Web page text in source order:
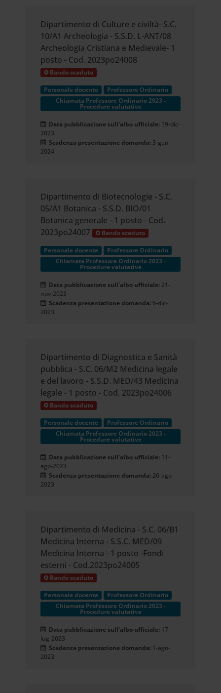
Dipartimento di Culture e civiltà- S.C.
10/A1 Archeologia - S.S.D. L-ANT/08
Archeologia Cristiana e Medievale- 1
posto - Cod. 2023po24008
Bando scaduto
Personale docente
Professore Ordinario
Chiamata Professore Ordinario 2023 -
Procedure valutative
Data pubblicazione sull'albo ufficiale: 19-dic-
2023
Scadenza presentazione domanda: 3-gen-
2024
Dipartimento di Biotecnologie - S.C.
05/A1 Botanica - S.S.D. BIO/01
Botanica generale - 1 posto - Cod.
2023po24007
Bando scaduto
Personale docente
Professore Ordinario
Chiamata Professore Ordinario 2023 -
Procedure valutative
Data pubblicazione sull'albo ufficiale: 21-
nov-2023
Scadenza presentazione domanda: 6-dic-
2023
Dipartimento di Diagnostica e Sanità
pubblica - S.C. 06/M2 Medicina legale
e del lavoro - S.S.D. MED/43 Medicina
legale - 1 posto - Cod. 2023po24006
Bando scaduto
Personale docente
Professore Ordinario
Chiamata Professore Ordinario 2023 -
Procedure valutative
Data pubblicazione sull'albo ufficiale: 11-
ago-2023
Scadenza presentazione domanda: 26-ago-
2023
Dipartimento di Medicina - S.C. 06/B1
Medicina Interna - S.S.C. MED/09
Medicina Interna - 1 posto -Fondi
esterni - Cod.2023po24005
Bando scaduto
Personale docente
Professore Ordinario
Chiamata Professore Ordinario 2023 -
Procedure valutative
Data pubblicazione sull'albo ufficiale: 17-
lug-2023
Scadenza presentazione domanda: 1-ago-
2023